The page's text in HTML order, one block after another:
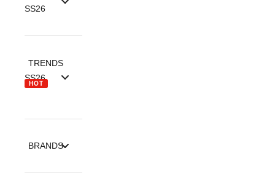
SS26
TRENDS
SS26
HOT
BRANDS